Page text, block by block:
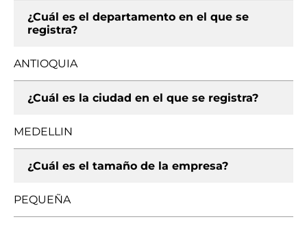
¿Cuál es el departamento en el que se
registra?
ANTIOQUIA
¿Cuál es la ciudad en el que se registra?
MEDELLIN
¿Cuál es el tamaño de la empresa?
PEQUEÑA